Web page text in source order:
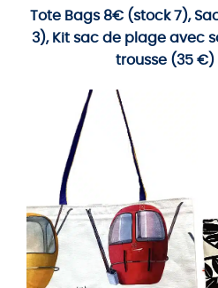
Tote Bags 8€ (stock 7),
3), Kit sac de plage avec
trousse (35 €)